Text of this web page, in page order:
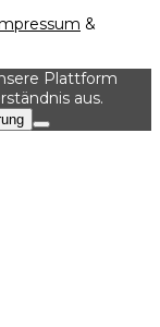
&
Plattform
aus.